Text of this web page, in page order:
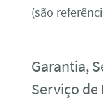
(são
Garantia,
Serviço